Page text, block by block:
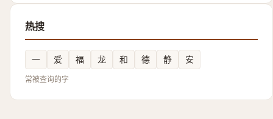
热搜
一 爱 福 龙 和 德 静 安
常被查询的字